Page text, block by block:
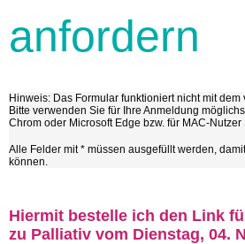
anfordern
Hinweis: Das Formular funktioniert nicht mit dem
Bitte verwenden Sie für Ihre Anmeldung
Chrom oder Microsoft Edge bzw. für MAC-Nutzer
Alle Felder mit * müssen ausgefüllt werden,
können.
Hiermit bestelle ich den Link
zu Palliativ vom Dienstag, 04.